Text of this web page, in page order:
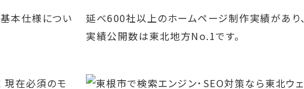
基本仕様につい
延べ600社以上のホームページ制作実績があり、
実績公開数は東北地方No.1です。